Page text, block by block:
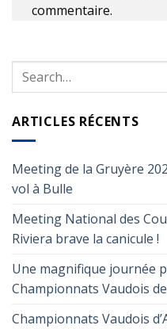
commentaire.
ARTICLES RÉCENTS
Meeting de la Gruyère
vol à Bulle
Meeting National des
Riviera brave la canicule !
Une magnifique journée
Championnats Vaudois
Championnats Vaudois